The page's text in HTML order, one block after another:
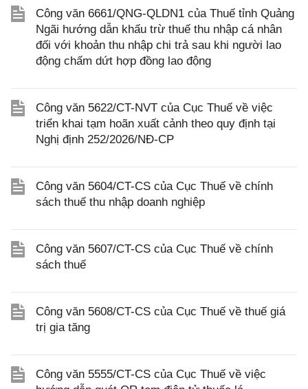
Công văn 6661/QNG-QLDN1 của Thuế tỉnh Quảng
Ngãi hướng dẫn khấu trừ thuế thu nhập cá nhân
đối với khoản thu nhập chi trả sau khi người lao
động chấm dứt hợp đồng lao động
Công văn 5622/CT-NVT của Cục Thuế về việc
triển khai tạm hoãn xuất cảnh theo quy định tại
Nghị định 252/2026/NĐ-CP
Công văn 5604/CT-CS của Cục Thuế về chính
sách thuế thu nhập doanh nghiệp
Công văn 5607/CT-CS của Cục Thuế về chính
sách thuế
Công văn 5608/CT-CS của Cục Thuế về thuế giá
trị gia tăng
Công văn 5555/CT-CS của Cục Thuế về việc